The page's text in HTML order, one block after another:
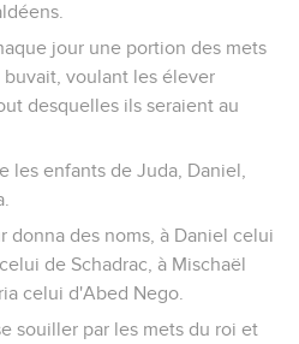
jour une portion des mets
voulant les élever
desquelles ils seraient au
les enfants de Juda, Daniel,
donna des noms, à Daniel celui
de Schadrac, à Mischaël
celui d'Abed Nego.
souiller par les mets du roi et